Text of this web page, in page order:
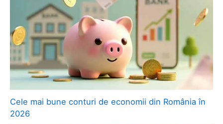
Cele mai bune conturi de economii din România în
2026